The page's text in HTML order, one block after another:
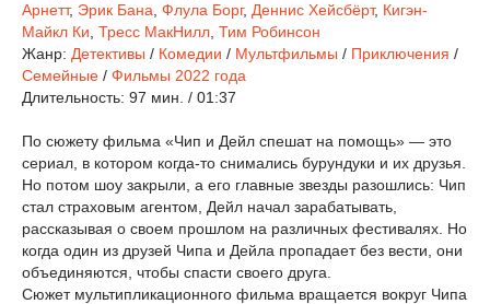
Арнетт, Эрик Бана Флула Борг, Деннис Хейсбёрт, Кигэн-
Майкл Ки Тресс МакНилл Тим Робинсон
Жанр: Детективы / Комедии / Мультфильмы / Приключения /
Семейные / Фильмы 2022 года
Длительность: 97 мин. / 01:37
По сюжету фильма «Чип и Дейл спешат на помощь» — это
сериал, в котором когда-то снимались бурундуки и их друзья.
Но потом шоу закрыли, а его главные звезды разошлись: Чип
стал страховым агентом, Дейл начал зарабатывать,
рассказывая о своем прошлом на различных фестивалях. Но
когда один из друзей Чипа и Дейла пропадает без вести, они
объединяются, чтобы спасти своего друга.
Сюжет мультипликационного фильма вращается вокруг Чипа